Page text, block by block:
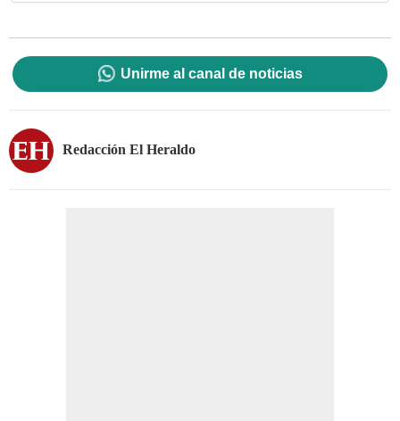
Unirme al canal de noticias
Redacción El Heraldo